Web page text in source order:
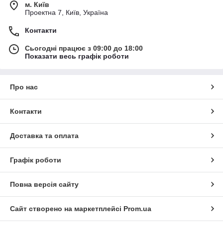
м. Київ
Проектна 7, Київ, Україна
Контакти
Сьогодні працює з 09:00 до 18:00
Показати весь графік роботи
Про нас
Контакти
Доставка та оплата
Графік роботи
Повна версія сайту
Сайт створено на маркетплейсі Prom.ua